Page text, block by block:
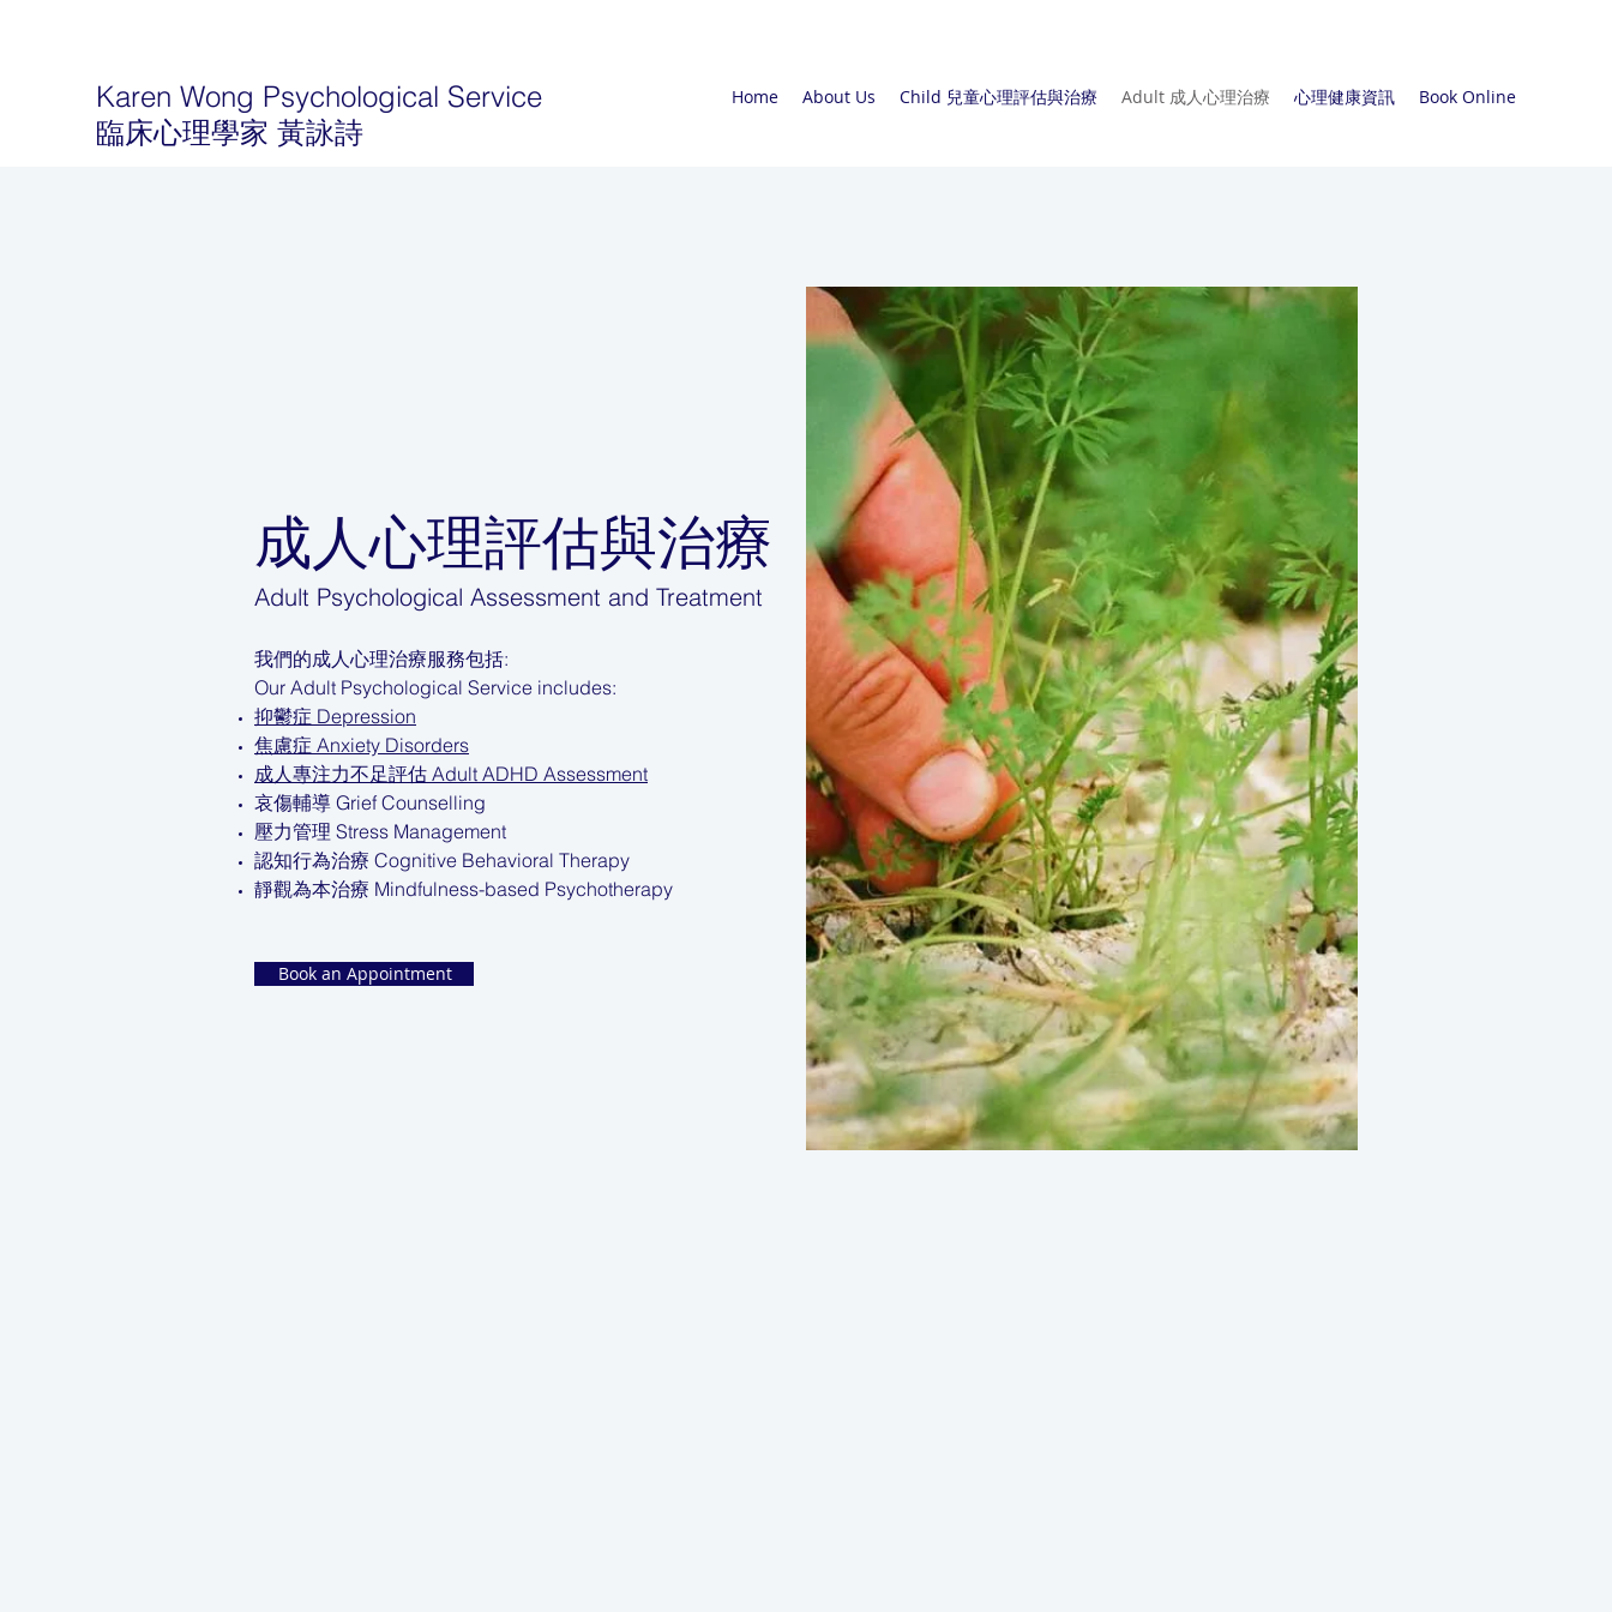
Karen Wong Psychological Service
臨床心理學家 黃詠詩
Home About Us Child 兒童心理評估與治療 Adult 成人心理治療 心理健康資訊 Book Online
​成人心理評估與治療
Adult Psychological Assessment and Treatment
我們的成人心理治療服務包括:
Our Adult Psychological Service includes:
抑鬱症 Depression
焦慮症 Anxiety Disorders
成人專注力不足評估 Adult ADHD Assessment
​哀傷輔導 Grief Counselling
壓力管理 Stress Management
認知行為治療 Cognitive Behavioral Therapy
​靜觀為本治療 Mindfulness-based Psychotherapy
Book an Appointment